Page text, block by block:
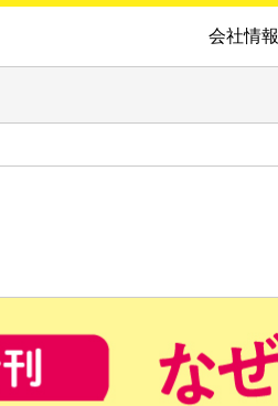
会社情報